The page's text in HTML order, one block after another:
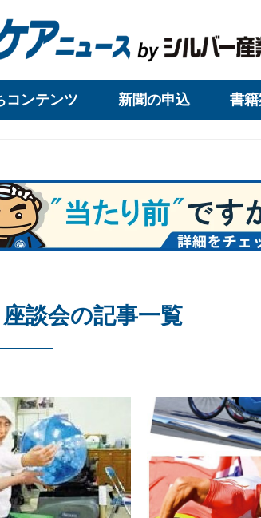
コンテンツ 新聞の申込 書
談会の記事一覧